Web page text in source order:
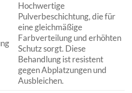
Hochwertige
Pulverbeschichtung, die für
eine gleichmäßige
Farbverteilung und erhöhten
Schutz sorgt. Diese
Behandlung ist resistent
gegen Abplatzungen und
Ausbleichen.